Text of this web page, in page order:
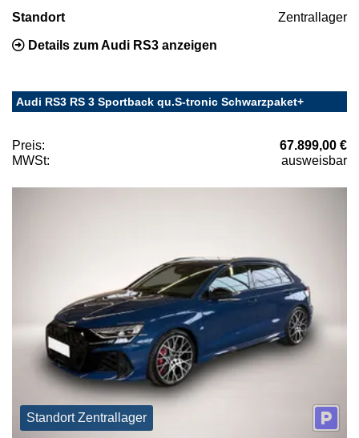
Standort Zentrallager
Details zum Audi RS3 anzeigen
Audi RS3 RS 3 Sportback qu.S-tronic Schwarzpaket+
Preis:
67.899,00 €
MWSt:
ausweisbar
Standort Zentrallager